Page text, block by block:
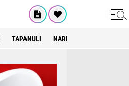
TAPANULI NARKOTIKA